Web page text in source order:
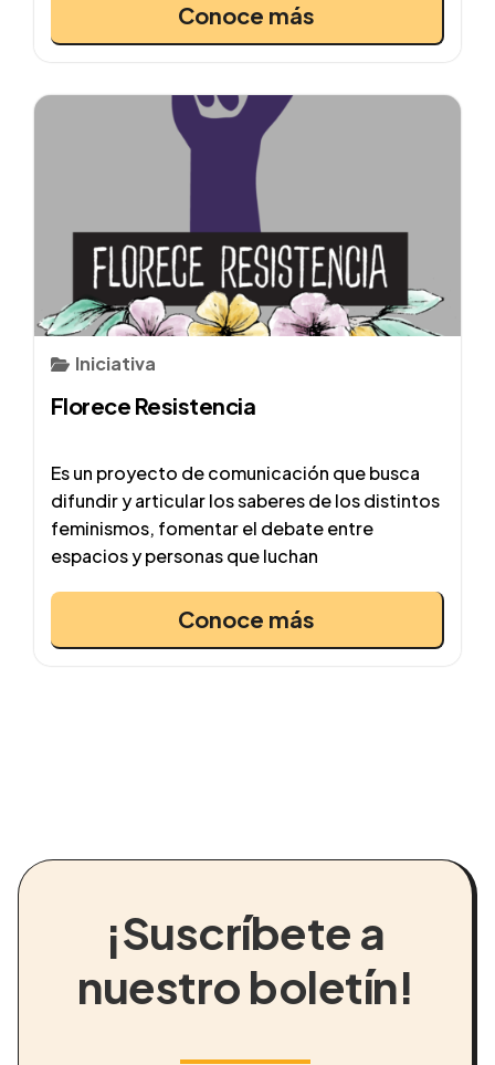
Conoce más
Florece Resistencia
Iniciativa
Es un proyecto de comunicación que busca
difundir y articular los saberes de los distintos
feminismos, fomentar el debate entre
espacios y personas que luchan
Conoce más
¡Suscríbete a
nuestro boletín!